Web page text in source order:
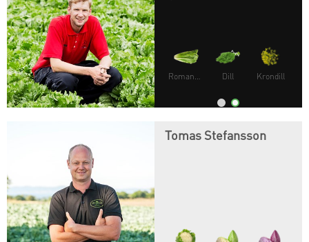
Dill Krondill
Tomas Stefansson